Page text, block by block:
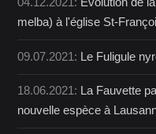
04.12.2021: Evolution de
melba) à l'église St-
09.07.2021: Le Fuligule
18.06.2021: La Fauvette
nouvelle espèce à